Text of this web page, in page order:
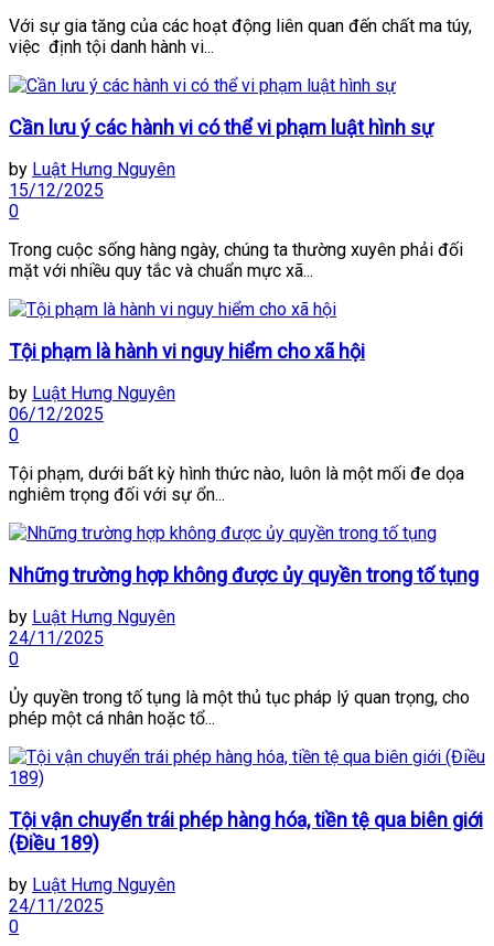
Với sự gia tăng của các hoạt động liên quan đến chất ma túy,
việc định tội danh hành vi...
Cần lưu ý các hành vi có thể vi phạm luật hình sự
by Luật Hưng Nguyên
15/12/2025
0
Trong cuộc sống hàng ngày, chúng ta thường xuyên phải đối
mặt với nhiều quy tắc và chuẩn mực xã...
Tội phạm là hành vi nguy hiểm cho xã hội
by Luật Hưng Nguyên
06/12/2025
0
Tội phạm, dưới bất kỳ hình thức nào, luôn là một mối đe dọa
nghiêm trọng đối với sự ổn...
Những trường hợp không được ủy quyền trong tố tụng
by Luật Hưng Nguyên
24/11/2025
0
Ủy quyền trong tố tụng là một thủ tục pháp lý quan trọng, cho
phép một cá nhân hoặc tổ...
Tội vận chuyển trái phép hàng hóa, tiền tệ qua biên giới
(Điều 189)
by Luật Hưng Nguyên
24/11/2025
0